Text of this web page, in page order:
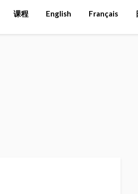
课程 English Français